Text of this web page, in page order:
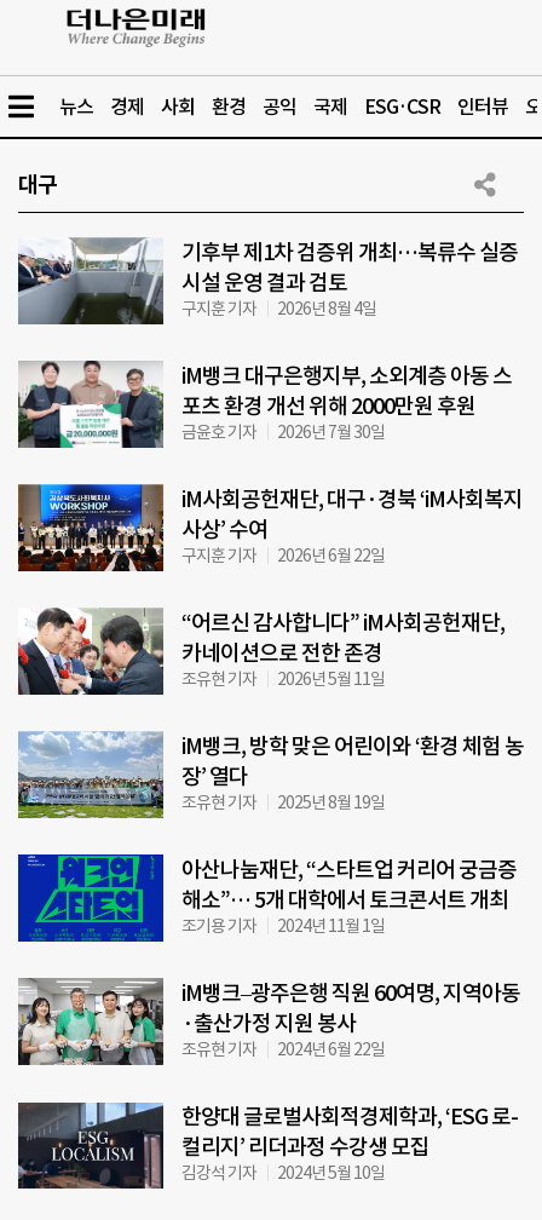
뉴스 경제 사회 환경 공익 국제 ESG·CSR 인터뷰
대구
기후부 제1차 검증위 개최…복류수 실증
시설 운영 결과 검토
구지훈 기자 2026년 8월 4일
iM뱅크 대구은행지부, 소외계층 아동 스
포츠 환경 개선 위해 2000만원 후원
금윤호 기자 2026년 7월 30일
iM사회공헌재단, 대구·경북 ‘iM사회복지
사상’ 수여
구지훈 기자 2026년 6월 22일
“어르신 감사합니다” iM사회공헌재단,
카네이션으로 전한 존경
조유현 기자 2026년 5월 11일
iM뱅크, 방학 맞은 어린이와 ‘환경 체험 농
장’ 열다
조유현 기자 2025년 8월 19일
아산나눔재단, “스타트업 커리어 궁금증
해소”… 5개 대학에서 토크콘서트 개최
조기용 기자 2024년 11월 1일
iM뱅크–광주은행 직원 60여명, 지역아동
·출산가정 지원 봉사
조유현 기자 2024년 6월 22일
한양대 글로벌사회적경제학과, ‘ESG 로-
컬리지’ 리더과정 수강생 모집
김강석 기자 2024년 5월 10일